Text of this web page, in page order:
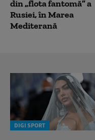
din „flota fantomă” a
Rusiei, în Marea
Mediterană
DIGI SPORT